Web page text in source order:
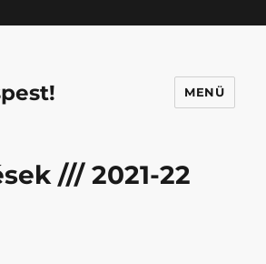
MENÜ
/// 2021-22